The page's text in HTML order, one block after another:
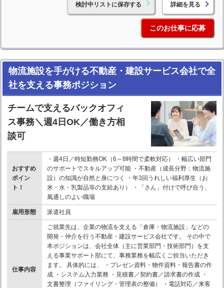
検討中リストに保存する 詳細を見る
このお仕事に応募
物流施設を手がける不動産・建設サービス会社で全
社を支える事務ポジション
チームで支えるバックオフィ
ス事務＼週4日OK／働き方相
談可
おすすめ
ポイン
ト！
・週4日／時短勤務OK（6～8時間で柔軟対応） ・幅広い部門
のサポートでスキルアップ可能 ・不動産（成長分野：物流施
設）の知識が自然と身につく ・年3回うれしい福利厚生（お
米・水・乳製品等の支給あり） ・「さん」付けで呼び合う、
風通しのよい職場
雇用形態 派遣社員
仕事内容
ご就業先は、企業の物流を支える「倉庫・物流施設」などの
開発・仲介を行う不動産・建設サービス会社です。 その中で
本ポジションは、会社全体（主に営業部門・技術部門）を支
える事業サポート部にて、事務業務を幅広くご担当いただき
ます。 具体的には、 ・プレゼン資料・物件資料・報告書の作
成 ・システム入力業務 ・見積書／契約書／請求書の作成 ・
文書整理（ファイリング・管理表の整備） ・電話対応／来客